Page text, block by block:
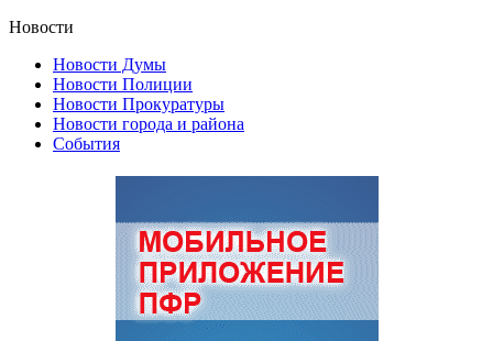
Новости
Новости Думы
Новости Полиции
Новости Прокуратуры
Новости города и района
События